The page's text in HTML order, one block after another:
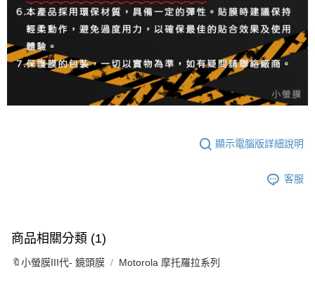
顯示電腦版詳細說明
客服
商品相關分類 (1)
🔖小螢膜III代- 鏡頭膜 Motorola 摩托羅拉系列